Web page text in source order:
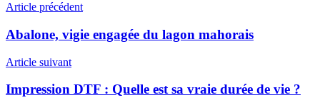
Article précédent
Abalone, vigie engagée du lagon mahorais
Article suivant
Impression DTF : Quelle est sa vraie durée de vie ?